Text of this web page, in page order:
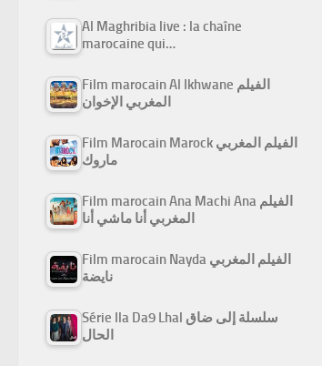
Al Maghribia live : la chaîne
marocaine qui…
Film marocain Al Ikhwane الفيلم
المغربي الإخوان
Film Marocain Marock الفيلم المغربي
ماروك
Film marocain Ana Machi Ana الفيلم
المغربي أنا ماشي أنا
Film marocain Nayda الفيلم المغربي
نايضة
Série Ila Da9 Lhal سلسلة إلى ضاق
الحال